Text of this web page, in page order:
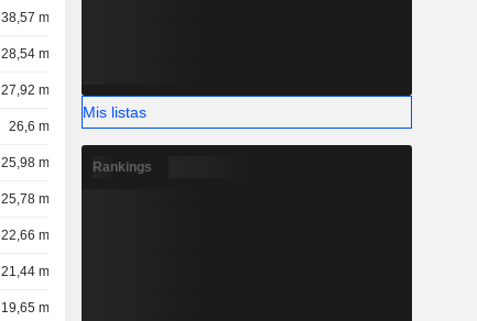
38,57 mil M
28,54 mil M
27,92 mil M
26,6 mil M
25,98 mil M
25,78 mil M
22,66 mil M
21,44 mil M
19,65 mil M
Mis listas
Rankings